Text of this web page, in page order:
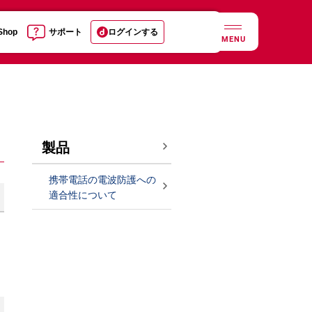
サポート ログインする
MENU
製品
携帯電話の電波防護への
適合性について